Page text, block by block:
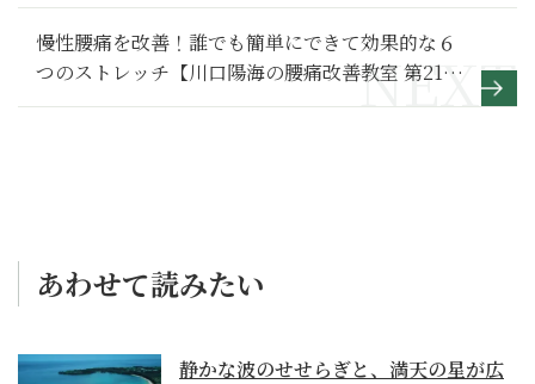
慢性腰痛を改善！誰でも簡単にできて効果的な６
つのストレッチ【川口陽海の腰痛改善教室 第21
回】
あわせて読みたい
静かな波のせせらぎと、満天の星が広